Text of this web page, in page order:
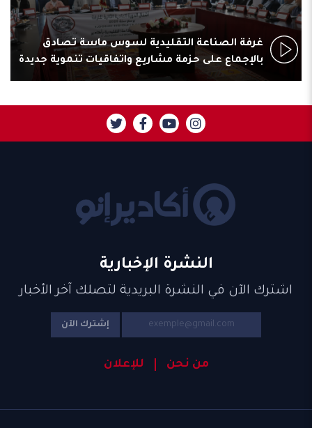
غرفة الصناعة التقليدية لسوس ماسة تصادق
بالإجماع على حزمة مشاريع واتفاقيات تنموية جديدة
النشرة الإخبارية
اشترك الآن في النشرة البريدية لتصلك آخر الأخبار
إشترك الآن
من نحن للإعلان